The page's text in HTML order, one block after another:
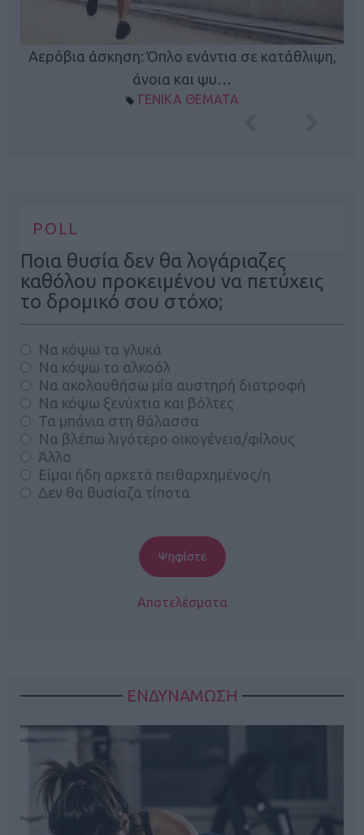
Αερόβια άσκηση: Όπλο ενάντια σε κατάθλιψη,
άνοια και ψυ…
ΓΕΝΙΚΑ ΘΕΜΑΤΑ
POLL
Ποια θυσία δεν θα λογάριαζες
καθόλου προκειμένου να πετύχεις
το δρομικό σου στόχο;
Να κόψω τα γλυκά
Να κόψω το αλκοόλ
Να ακολουθήσω μία αυστηρή διατροφή
Να κόψω ξενύχτια και βόλτες
Τα μπάνια στη θάλασσα
Να βλέπω λιγότερο οικογένεια/φίλους
Άλλο
Είμαι ήδη αρκετά πειθαρχημένος/η
Δεν θα θυσίαζα τίποτα
Αποτελέσματα
ΕΝΔΥΝΑΜΩΣΗ